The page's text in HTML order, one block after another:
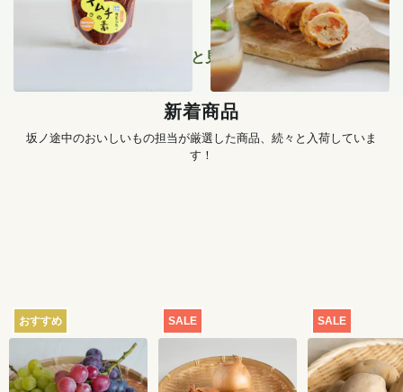
もっと見る
新着商品
坂ノ途中のおいしいもの担当が厳選した商品、続々と入荷していま
す！
おすすめ
【産地直送】葡萄畑
ふくじろうのふぞろ
SALE
【特別価格】玉ねぎ
1kg
SALE
【特別価格】
いも（品種お